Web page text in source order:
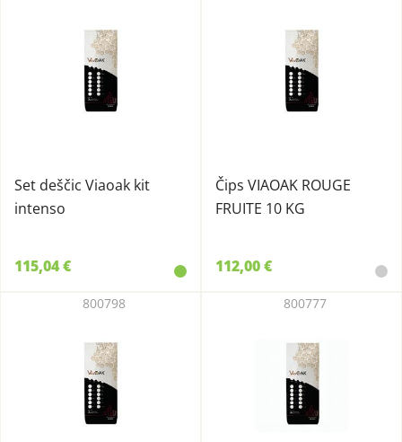
Set deščic Viaoak kit
intenso
115,04 €
Čips VIAOAK ROUGE
FRUITE 10 KG
112,00 €
800798 800777